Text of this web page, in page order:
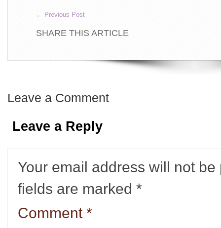
← Previous Post
SHARE THIS ARTICLE
Leave a Comment
Leave a Reply
Your email address will not be
fields are marked *
Comment *